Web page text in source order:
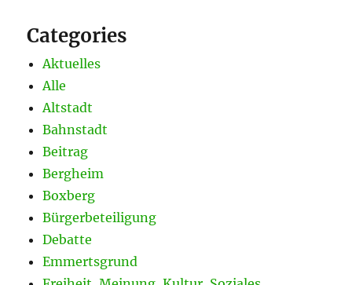
Categories
Aktuelles
Alle
Altstadt
Bahnstadt
Beitrag
Bergheim
Boxberg
Bürgerbeteiligung
Debatte
Emmertsgrund